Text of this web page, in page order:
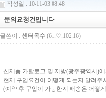
작성일 : 10-11-03 08:48
문의요청건입니다
글쓴이 : 센터목수 (61.♡.102.16)
신제품 카탈로그 및 지방(광주광역시)에
현제 구입요건이 어떻게 되는지 알려주
(예약 후 구입이 가능한지 배송은 어떻